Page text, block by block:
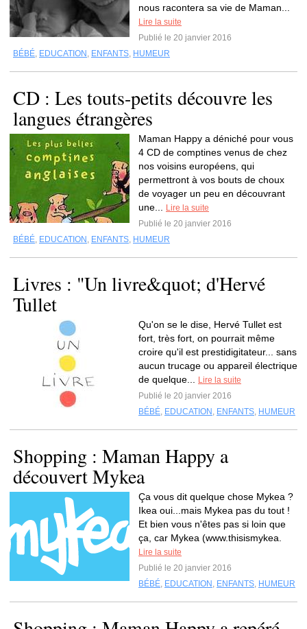
nous racontera sa vie de Maman...
Lire la suite
Publié le 20 janvier 2016
BÉBÉ, EDUCATION , ENFANTS, HUMEUR
CD : Les touts-petits découvre les
langues étrangères
Maman Happy a déniché pour vous
4 CD de comptines venus de chez
nos voisins européens, qui
permettront à vos bouts de choux
de voyager un peu en découvrant
une...
Lire la suite
Publié le 20 janvier 2016
BÉBÉ, EDUCATION , ENFANTS, HUMEUR
Livres : "Un livre&quot; d'Hervé
Tullet
Qu'on se le dise, Hervé Tullet est
fort, très fort, on pourrait même
croire qu'il est prestidigitateur... sans
aucun trucage ou appareil électrique
de quelque...
Lire la suite
Publié le 20 janvier 2016
BÉBÉ, EDUCATION , ENFANTS, HUMEUR
Shopping : Maman Happy a
découvert Mykea
Ça vous dit quelque chose Mykea ?
Ikea oui...mais Mykea pas du tout !
Et bien vous n'êtes pas si loin que
ça, car Mykea (www.thisismykea.
Lire la suite
Publié le 20 janvier 2016
BÉBÉ, EDUCATION , ENFANTS, HUMEUR